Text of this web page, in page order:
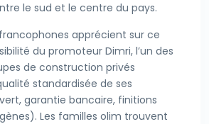
le sud et le centre du pays.
apprécient sur ce
du promoteur Dimri, l’un des
de construction privés
standardisée de ses
garantie bancaire, finitions
Les familles olim trouvent